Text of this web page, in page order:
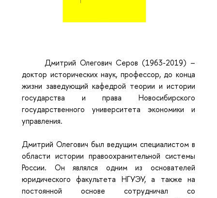
Дмитрий Олегович Серов (1963-2019) –
доктор исторических наук, профессор, до конца
жизни заведующий кафедрой теории и истории
государства и права Новосибирского
государственного университета экономики и
управления.
Дмитрий Олегович был ведущим специалистом в
области истории правоохранительной системы
России. Он являлся одним из основателей
юридического факультета НГУЭУ, а также на
постоянной основе сотрудничал со